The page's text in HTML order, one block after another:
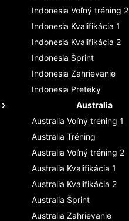
Indonesia Voľný tréning 2
Indonesia Kvalifikácia 1
Indonesia Kvalifikácia 2
Indonesia Šprint
Indonesia Zahrievanie
Indonesia Preteky
Australia
Australia Voľný tréning 1
Australia Tréning
Australia Voľný tréning 2
Australia Kvalifikácia 1
Australia Kvalifikácia 2
Australia Šprint
Australia Zahrievanie